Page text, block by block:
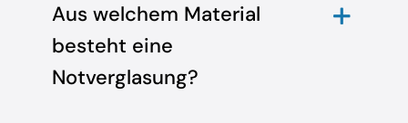
Aus welchem Material
besteht eine
Notverglasung?